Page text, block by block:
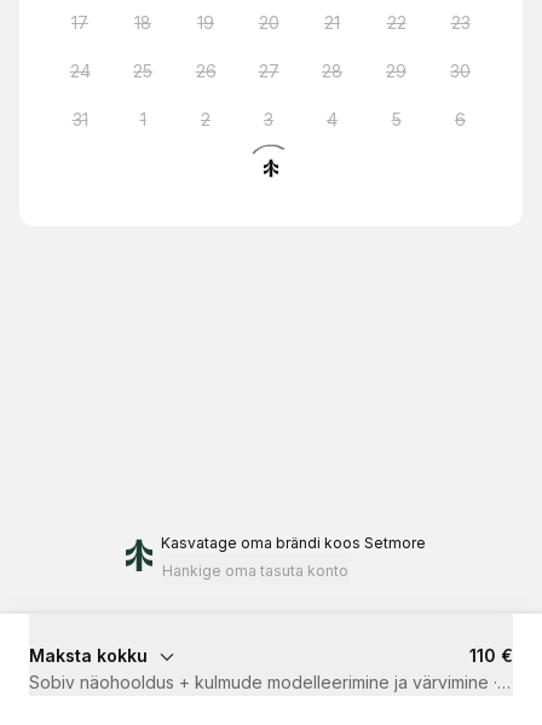
17 18 19 20 21 22 23
24 25 26 27 28 29 30
31 1 2 3 4 5 6
Kasvatage oma brändi koos Setmore
Hankige oma tasuta konto
Maksta kokku
110 €
Sobiv näohooldus + kulmude modelleerimine ja värvimine ·1 t